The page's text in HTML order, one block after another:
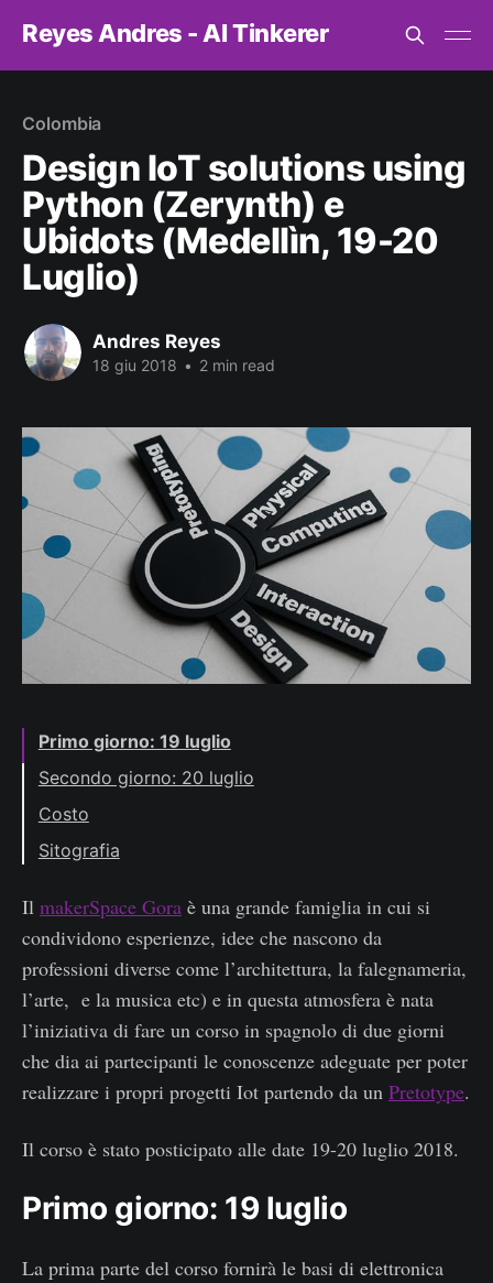
Reyes Andres - AI Tinkerer
Colombia
Design IoT solutions using
Python (Zerynth) e
Ubidots (Medellìn, 19-20
Luglio)
Andres Reyes
18 giu 2018 • 2 min read
Primo giorno: 19 luglio
Secondo giorno: 20 luglio
Costo
Sitografia
Il makerSpace Gora è una grande famiglia in cui si
condividono esperienze, idee che nascono da
professioni diverse come l’architettura, la falegnameria,
l’arte, e la musica etc) e in questa atmosfera è nata
l’iniziativa di fare un corso in spagnolo di due giorni
che dia ai partecipanti le conoscenze adeguate per poter
realizzare i propri progetti Iot partendo da un Pretotype.
Il corso è stato posticipato alle date 19-20 luglio 2018.
Primo giorno: 19 luglio
La prima parte del corso fornirà le basi di elettronica